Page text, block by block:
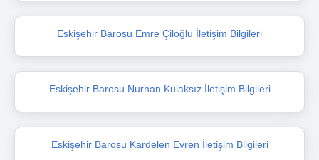
Eskişehir Barosu Emre Çiloğlu İletişim Bilgileri
Eskişehir Barosu Nurhan Kulaksız İletişim Bilgileri
Eskişehir Barosu Kardelen Evren İletişim Bilgileri